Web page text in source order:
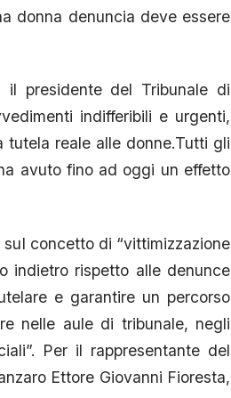
donna denuncia deve essere
presidente del Tribunale di
indifferibili e urgenti,
tutela reale alle donne.Tutti gli
avuto fino ad oggi un effetto
concetto di “vittimizzazione
indietro rispetto alle denunce
e garantire un percorso
nelle aule di tribunale, negli
Per il rappresentante del
Ettore Giovanni Fioresta,